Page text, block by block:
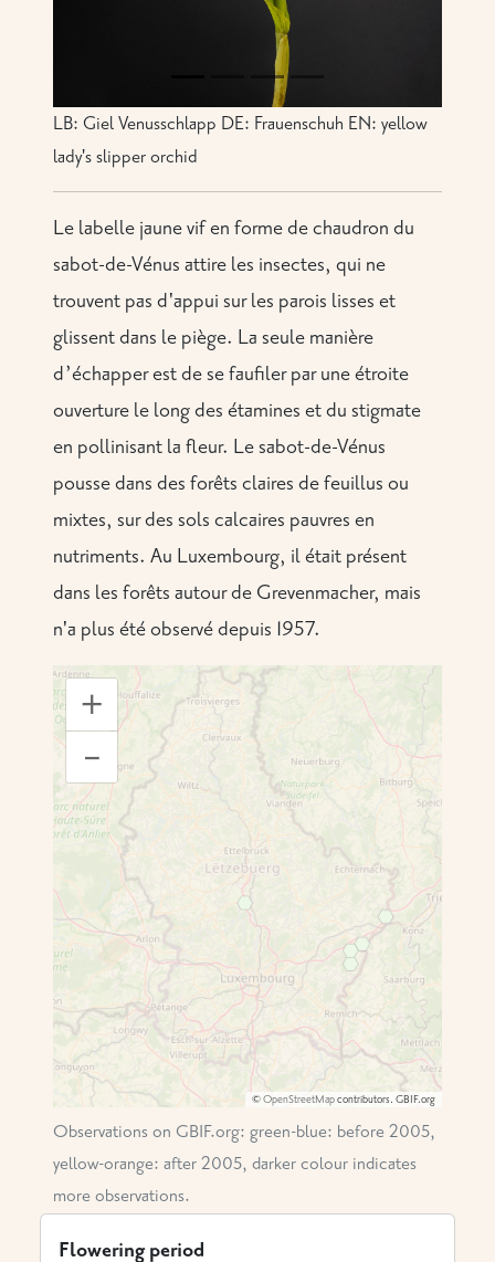
Flowering period
LB: Giel Venusschlapp DE: Frauenschuh EN: yellow
lady's slipper orchid
Le labelle jaune vif en forme de chaudron du
sabot-de-Vénus attire les insectes, qui ne
trouvent pas d'appui sur les parois lisses et
glissent dans le piège. La seule manière
d’échapper est de se faufiler par une étroite
ouverture le long des étamines et du stigmate
en pollinisant la fleur. Le sabot-de-Vénus
pousse dans des forêts claires de feuillus ou
mixtes, sur des sols calcaires pauvres en
nutriments. Au Luxembourg, il était présent
dans les forêts autour de Grevenmacher, mais
n'a plus été observé depuis 1957.
+
–
©OpenStreetMapcontributors. GBIF.org
Observations on GBIF.org: green-blue: before 2005,
yellow-orange: after 2005, darker colour indicates
more observations.